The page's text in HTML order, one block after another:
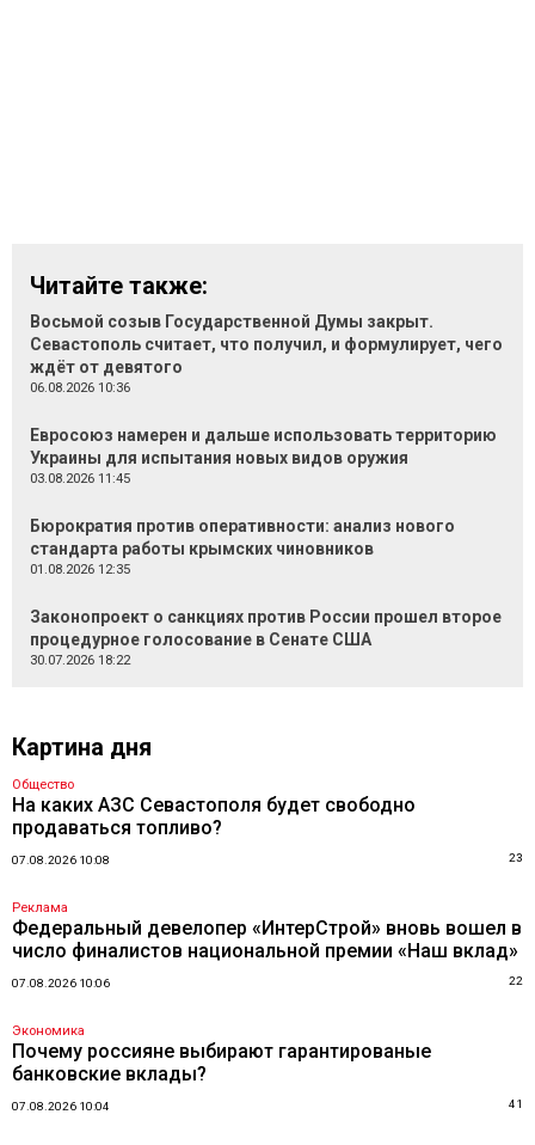
Читайте также:
Восьмой созыв Государственной Думы закрыт.
Севастополь считает, что получил, и формулирует, чего
ждёт от девятого
06.08.2026 10:36
Евросоюз намерен и дальше использовать территорию
Украины для испытания новых видов оружия
03.08.2026 11:45
Бюрократия против оперативности: анализ нового
стандарта работы крымских чиновников
01.08.2026 12:35
Законопроект о санкциях против России прошел второе
процедурное голосование в Сенате США
30.07.2026 18:22
Картина дня
Общество
На каких АЗС Севастополя будет свободно
продаваться топливо?
07.08.2026 10:08 23
Реклама
Федеральный девелопер «ИнтерСтрой» вновь вошел в
число финалистов национальной премии «Наш вклад»
07.08.2026 10:06 22
Экономика
Почему россияне выбирают гарантированые
банковские вклады?
07.08.2026 10:04 41